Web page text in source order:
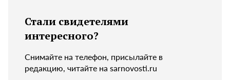
Стали свидетелями
интересного?
Снимайте на телефон, присылайте в
редакцию, читайте на sarnovosti.ru